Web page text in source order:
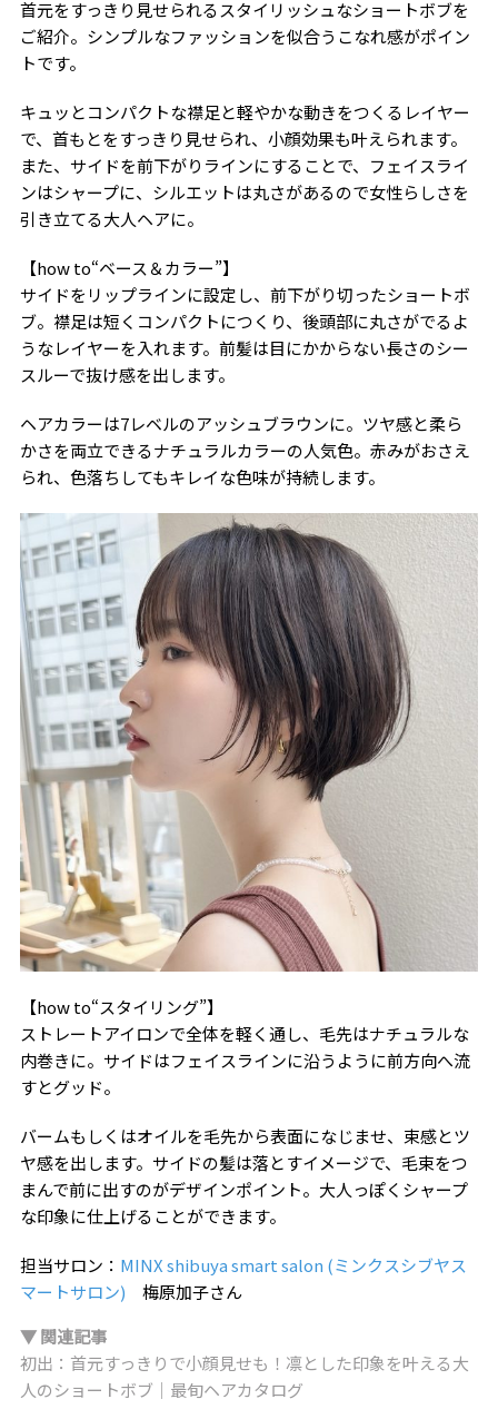
首元をすっきり見せられるスタイリッシュなショートボブを
ご紹介。シンプルなファッションを似合うこなれ感がポイン
トです。
キュッとコンパクトな襟足と軽やかな動きをつくるレイヤー
で、首もとをすっきり見せられ、小顔効果も叶えられます。
また、サイドを前下がりラインにすることで、フェイスライ
ンはシャープに、シルエットは丸さがあるので女性らしさを
引き立てる大人ヘアに。
【how to“ベース＆カラー”】
サイドをリップラインに設定し、前下がり切ったショートボ
ブ。襟足は短くコンパクトにつくり、後頭部に丸さがでるよ
うなレイヤーを入れます。前髪は目にかからない長さのシー
スルーで抜け感を出します。
ヘアカラーは7レベルのアッシュブラウンに。ツヤ感と柔ら
かさを両立できるナチュラルカラーの人気色。赤みがおさえ
られ、色落ちしてもキレイな色味が持続します。
【how to“スタイリング”】
ストレートアイロンで全体を軽く通し、毛先はナチュラルな
内巻きに。サイドはフェイスラインに沿うように前方向へ流
すとグッド。
バームもしくはオイルを毛先から表面になじませ、束感とツ
ヤ感を出します。サイドの髪は落とすイメージで、毛束をつ
まんで前に出すのがデザインポイント。大人っぽくシャープ
な印象に仕上げることができます。
担当サロン： MINX shibuya smart salon (ミンクスシブヤス
マートサロン) 梅原加子さん
▼ 関連記事
初出：首元すっきりで小顔見せも！凛とした印象を叶える大
人のショートボブ｜最旬ヘアカタログ